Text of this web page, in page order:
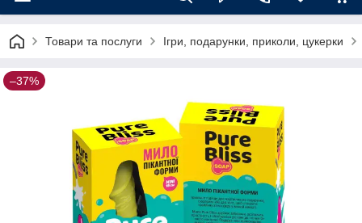
Товари та послуги Ігри, подарунки, приколи, цукерки
–37%